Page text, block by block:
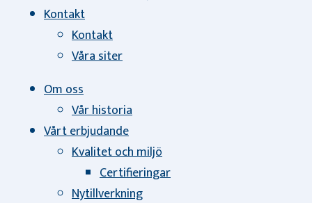
Kontakt
Kontakt
Våra siter
Om oss
Vår historia
Vårt erbjudande
Kvalitet och miljö
Certifieringar
Nytillverkning